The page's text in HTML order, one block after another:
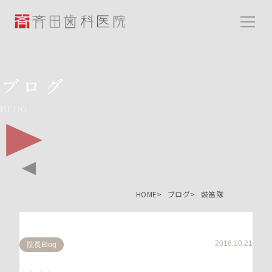
斉田歯科医院
ブログ
HOME ブログ 鼓笛隊
院長Blog 2016.10.21